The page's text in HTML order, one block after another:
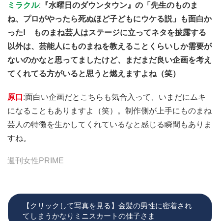
ミラクル: 『水曜日のダウンタウン』の「先生のものま
ね、プロがやったら死ぬほど子どもにウケる説」も面白か
った! ものまね芸人はステージに立ってネタを披露する
以外は、芸能人にものまねを教えることくらいしか需要が
ないのかなと思ってましたけど、まだまだ良い企画を考え
てくれてる方がいると思うと燃えますよね（笑）
原口 :面白い企画だとこちらも気合入って、いまだにムキ
になることもありますよ（笑）。制作側が上手にものまね
芸人の特徴を生かしてくれているなと感じる瞬間もありま
すね。
週刊女性PRIME
【クリックして写真を見る】金髪の男性に密着され
てしまうかなりミニスカートの佳子さま